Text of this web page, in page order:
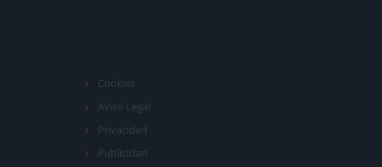
Cookies
Aviso Legal
Privacidad
Publicidad